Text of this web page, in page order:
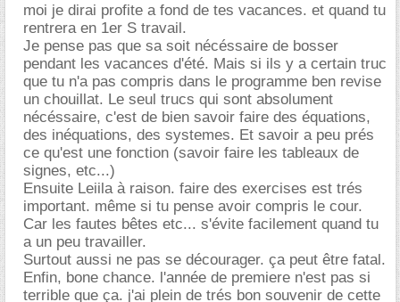
moi je dirai profite a fond de tes vacances. et quand tu
rentrera en 1er S travail.
Je pense pas que sa soit nécéssaire de bosser
pendant les vacances d'été. Mais si ils y a certain truc
que tu n'a pas compris dans le programme ben revise
un chouillat. Le seul trucs qui sont absolument
nécéssaire, c'est de bien savoir faire des équations,
des inéquations, des systemes. Et savoir a peu prés
ce qu'est une fonction (savoir faire les tableaux de
signes, etc...)
Ensuite Leiila à raison. faire des exercises est trés
important. même si tu pense avoir compris le cour.
Car les fautes bêtes etc... s'évite facilement quand tu
a un peu travailler.
Surtout aussi ne pas se décourager. ça peut être fatal.
Enfin, bone chance. l'année de premiere n'est pas si
terrible que ça. j'ai plein de trés bon souvenir de cette